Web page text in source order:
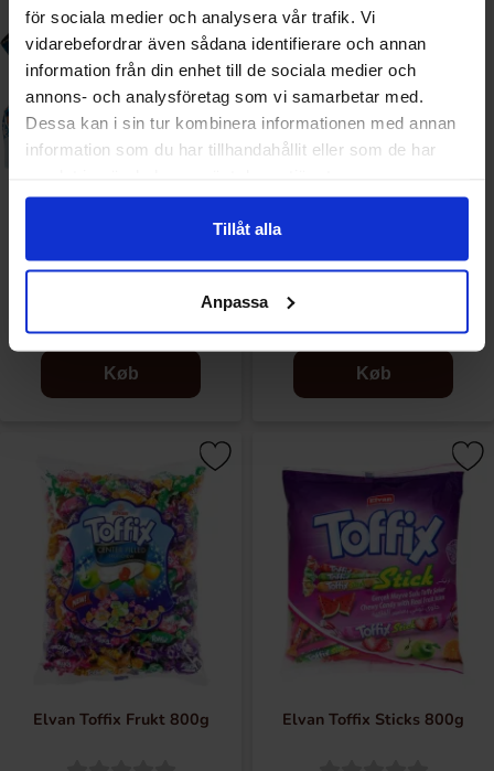
för sociala medier och analysera vår trafik. Vi
vidarebefordrar även sådana identifierare och annan
information från din enhet till de sociala medier och
annons- och analysföretag som vi samarbetar med.
Dessa kan i sin tur kombinera informationen med annan
information som du har tillhandahållit eller som de har
Tillåt alla
Anpassa
99.90 kr
Køb
79.90 kr
Køb
Elvan Toffix Frukt 800g Elvan Toffix Sticks 800g